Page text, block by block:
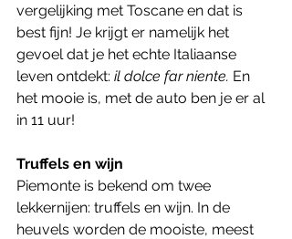
vergelijking met Toscane en dat is
best fijn! Je krijgt er namelijk het
gevoel dat je het echte Italiaanse
leven ontdekt: il dolce far niente. En
het mooie is, met de auto ben je er al
in 11 uur!
Truffels en wijn
Piemonte is bekend om twee
lekkernijen: truffels en wijn. In de
heuvels worden de mooiste, meest